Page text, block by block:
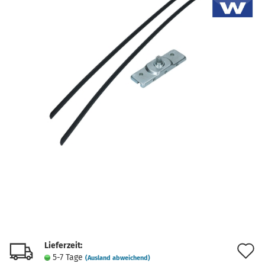
Lieferzeit:
5-7 Tage (Ausland abweichend)